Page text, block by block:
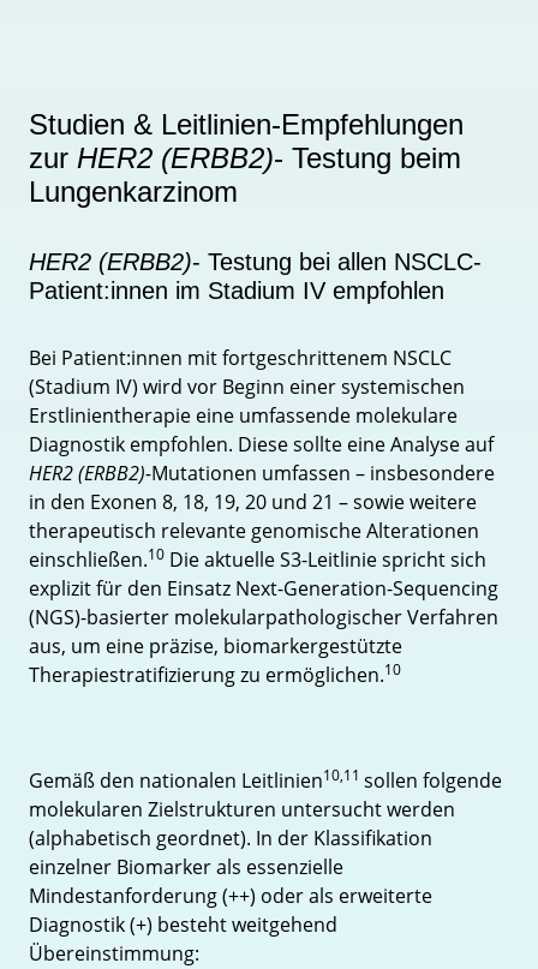
Studien & Leitlinien-Empfehlungen
zur HER2 (ERBB2)- Testung beim
Lungenkarzinom
HER2 (ERBB2)- Testung bei allen NSCLC-
Patient:innen im Stadium IV empfohlen
Bei Patient:innen mit fortgeschrittenem NSCLC
(Stadium IV) wird vor Beginn einer systemischen
Erstlinientherapie eine umfassende molekulare
Diagnostik empfohlen. Diese sollte eine Analyse auf
HER2 (ERBB2)-Mutationen umfassen – insbesondere
in den Exonen 8, 18, 19, 20 und 21 – sowie weitere
therapeutisch relevante genomische Alterationen
einschließen.10 Die aktuelle S3-Leitlinie spricht sich
explizit für den Einsatz Next-Generation-Sequencing
(NGS)-basierter molekularpathologischer Verfahren
aus, um eine präzise, biomarkergestützte
Therapiestratifizierung zu ermöglichen.10
Gemäß den nationalen Leitlinien10,11 sollen folgende
molekularen Zielstrukturen untersucht werden
(alphabetisch geordnet). In der Klassifikation
einzelner Biomarker als essenzielle
Mindestanforderung (++) oder als erweiterte
Diagnostik (+) besteht weitgehend
Übereinstimmung: